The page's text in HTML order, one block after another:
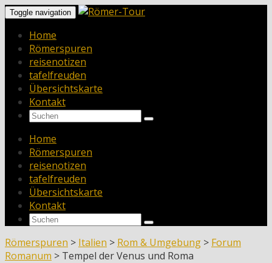
Toggle navigation
Home
Römerspuren
reisenotizen
tafelfreuden
Übersichtskarte
Kontakt
Home
Römerspuren
reisenotizen
tafelfreuden
Übersichtskarte
Kontakt
Römerspuren > Italien > Rom & Umgebung > Forum
Romanum > Tempel der Venus und Roma